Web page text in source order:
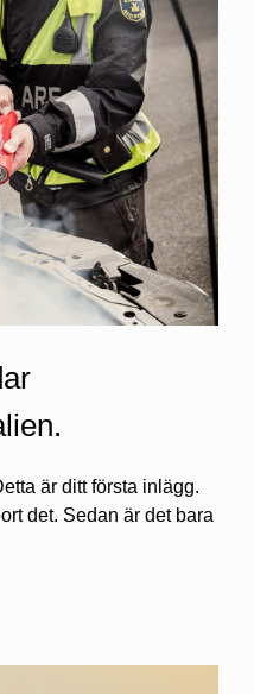
är ditt första inlägg.
det. Sedan är det bara